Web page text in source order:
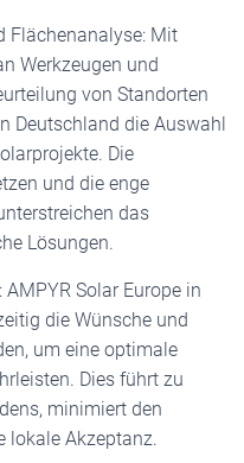
Flächenanalyse: Mit
Werkzeugen und
von Standorten
Deutschland die Auswahl
Die
und die enge
das
Lösungen.
Solar Europe in
die Wünsche und
um eine optimale
Dies führt zu
minimiert den
lokale Akzeptanz.